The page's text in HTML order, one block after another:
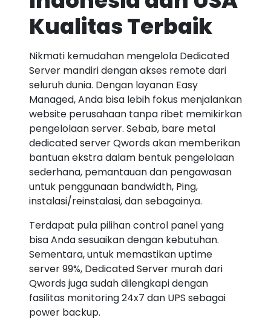
Kualitas Terbaik
Nikmati kemudahan mengelola Dedicated
Server mandiri dengan akses remote dari
seluruh dunia. Dengan layanan Easy
Managed, Anda bisa lebih fokus menjalankan
website perusahaan tanpa ribet memikirkan
pengelolaan server. Sebab, bare metal
dedicated server Qwords akan memberikan
bantuan ekstra dalam bentuk pengelolaan
sederhana, pemantauan dan pengawasan
untuk penggunaan bandwidth, Ping,
instalasi/reinstalasi, dan sebagainya.
Terdapat pula pilihan control panel yang
bisa Anda sesuaikan dengan kebutuhan.
Sementara, untuk memastikan uptime
server 99%, Dedicated Server murah dari
Qwords juga sudah dilengkapi dengan
fasilitas monitoring 24x7 dan UPS sebagai
power backup.